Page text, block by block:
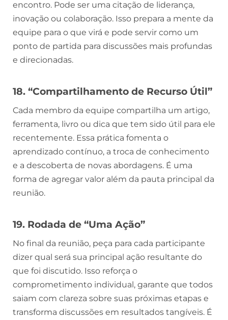
encontro. Pode ser uma citação de liderança,
inovação ou colaboração. Isso prepara a mente da
equipe para o que virá e pode servir como um
ponto de partida para discussões mais profundas
e direcionadas.
18. “Compartilhamento de Recurso Útil”
Cada membro da equipe compartilha um artigo,
ferramenta, livro ou dica que tem sido útil para ele
recentemente. Essa prática fomenta o
aprendizado contínuo, a troca de conhecimento
e a descoberta de novas abordagens. É uma
forma de agregar valor além da pauta principal da
reunião.
19. Rodada de “Uma Ação”
No final da reunião, peça para cada participante
dizer qual será sua principal ação resultante do
que foi discutido. Isso reforça o
comprometimento individual, garante que todos
saiam com clareza sobre suas próximas etapas e
transforma discussões em resultados tangíveis. É